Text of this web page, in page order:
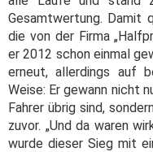
Gesamtwertung. Damit
die von der Firma
er 2012 schon einmal
erneut, allerdings auf
Weise: Er gewann nicht
Fahrer übrig sind,
zuvor. „Und da waren
wurde dieser Sieg mit